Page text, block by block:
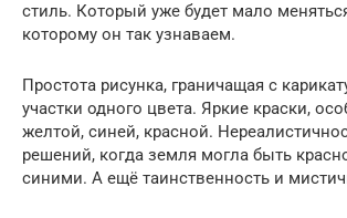
стиль. Который уже будет мало
которому он так узнаваем.
Простота рисунка, граничащая с
участки одного цвета. Яркие краски,
желтой, синей, красной.
решений, когда земля могла быть
синими. А ещё таинственность и